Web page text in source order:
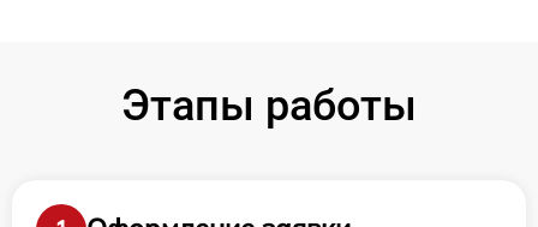
Этапы работы